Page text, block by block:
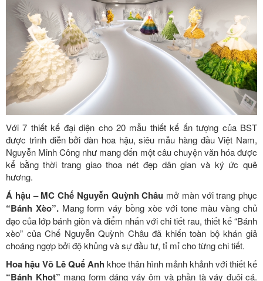
Với 7 thiết kế đại diện cho 20 mẫu thiết kế ấn tượng của BST
được trình diễn bởi dàn hoa hậu, siêu mẫu hàng đầu Việt Nam,
Nguyễn Minh Công như mang đến một câu chuyện văn hóa được
kể bằng thời trang giao thoa nét đẹp dân gian và ký ức quê
hương.
Á hậu – MC Chế Nguyễn Quỳnh Châu mở màn với trang phục
“Bánh Xèo”. Mang form váy bồng xòe với tone màu vàng chủ
đạo của lớp bánh giòn và điểm nhấn với chi tiết rau, thiết kế “Bánh
xèo” của Chế Nguyễn Quỳnh Châu đã khiến toàn bộ khán giả
choáng ngợp bởi độ khủng và sự đầu tư, tỉ mỉ cho từng chi tiết.
Hoa hậu Võ Lê Quế Anh khoe thân hình mảnh khảnh với thiết kế
“Bánh Khọt” mang form dáng váy ôm và phần tà váy đuôi cá.